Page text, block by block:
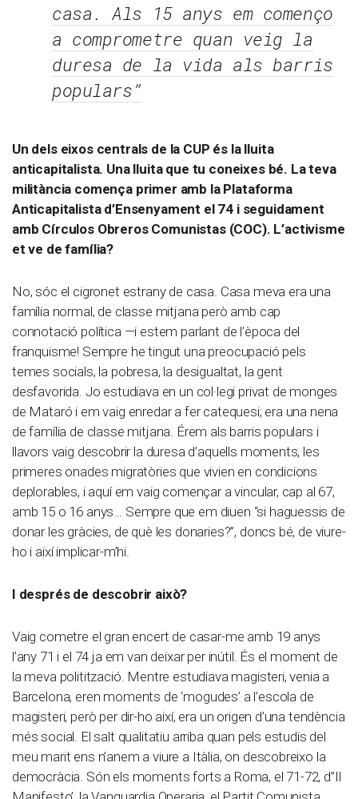
casa. Als 15 anys em començo
a comprometre quan veig la
duresa de la vida als barris
populars”
Un dels eixos centrals de la CUP és la lluita
anticapitalista. Una lluita que tu coneixes bé. La teva
militància comença primer amb la Plataforma
Anticapitalista d’Ensenyament el 74 i seguidament
amb Círculos Obreros Comunistas (COC). L’activisme
et ve de família?
No, sóc el cigronet estrany de casa. Casa meva era una
família normal, de classe mitjana però amb cap
connotació política —i estem parlant de l’època del
franquisme! Sempre he tingut una preocupació pels
temes socials, la pobresa, la desigualtat, la gent
desfavorida. Jo estudiava en un col·legi privat de monges
de Mataró i em vaig enredar a fer catequesi; era una nena
de família de classe mitjana. Érem als barris populars i
llavors vaig descobrir la duresa d’aquells moments, les
primeres onades migratòries que vivien en condicions
deplorables, i aquí em vaig començar a vincular, cap al 67,
amb 15 o 16 anys… Sempre que em diuen “si haguessis de
donar les gràcies, de què les donaries?”, doncs bé, de viure-
ho i així implicar-m’hi.
I després de descobrir això?
Vaig cometre el gran encert de casar-me amb 19 anys
l’any 71 i el 74 ja em van deixar per inútil. És el moment de
la meva politització. Mentre estudiava magisteri, venia a
Barcelona, eren moments de ‘mogudes’ a l’escola de
magisteri, però per dir-ho així, era un origen d’una tendència
més social. El salt qualitatiu arriba quan pels estudis del
meu marit ens n’anem a viure a Itàlia, on descobreixo la
democràcia. Són els moments forts a Roma, el 71-72, d”Il